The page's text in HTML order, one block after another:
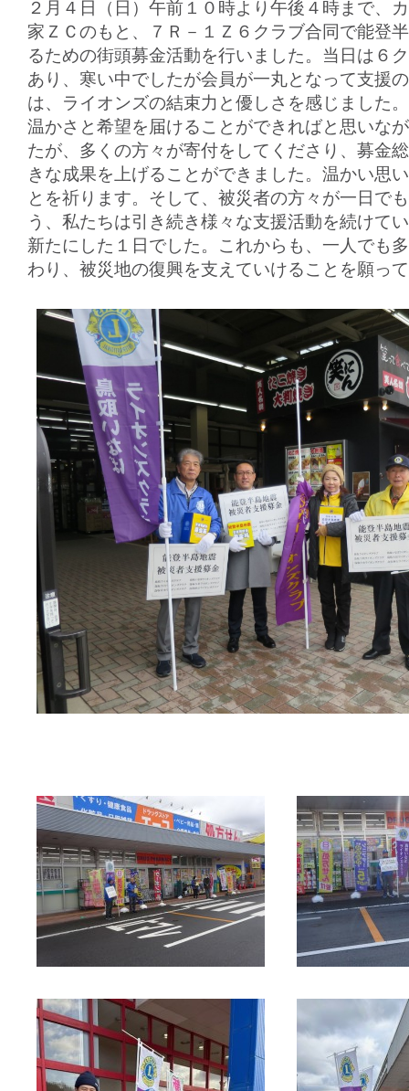
２月４日（日）午前１０時より午後４時まで、
家ＺＣのもと、７Ｒ－１Ｚ６クラブ合同で能登
るための街頭募金活動を行いました。当日は６
あり、寒い中でしたが会員が一丸となって支援
は、ライオンズの結束力と優しさを感じました
温かさと希望を届けることができればと思いな
たが、多くの方々が寄付をしてくださり、募金
きな成果を上げることができました。温かい思
とを祈ります。そして、被災者の方々が一日で
う、私たちは引き続き様々な支援活動を続けて
新たにした１日でした。これからも、一人でも
わり、被災地の復興を支えていけることを願っ